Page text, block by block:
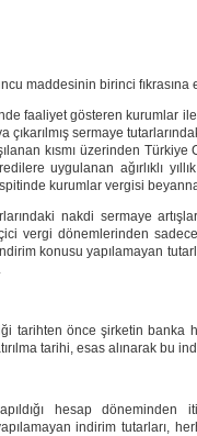
maddesinin birinci
faaliyet gösteren
sermaye
kısmı üzerinden
uygulanan ağırlıklı
kurumlar vergisi
nakdi sermaye
vergi dönemlerinden
konusu yapılamayan
tarihten önce şirketin banka
tarihi, esas alınarak bu
hesap
indirim tutarları,